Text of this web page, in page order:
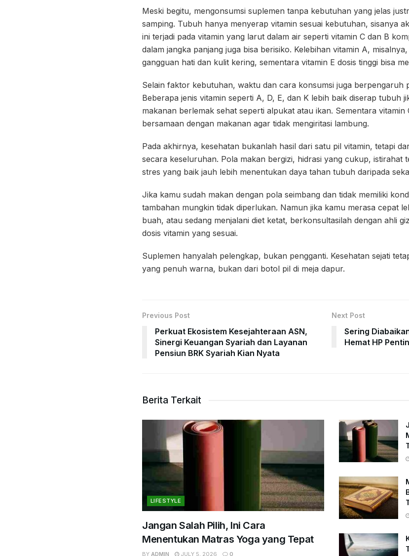
Meski begitu, mengonsumsi suplemen tanpa kebutuhan yang jelas
samping. Tubuh hanya menyerap vitamin sesuai kebutuhan, sisanya
ini terjadi pada vitamin yang larut dalam air seperti vitamin C dan B
dalam jangka panjang juga bisa berisiko. Kelebihan vitamin A,
gangguan hati dan kulit kering, sementara vitamin E dosis tinggi bisa
Selain faktor kebutuhan, waktu dan cara konsumsi juga berpengaruh
Beberapa jenis vitamin seperti A, D, E, dan K lebih baik diserap tubuh
makanan berlemak sehat seperti alpukat atau ikan. Sementara vitamin
bersamaan dengan makanan agar tidak mengiritasi lambung.
Pada akhirnya, kesehatan bukanlah hasil dari satu pil vitamin, tetapi
secara keseluruhan. Pola makan bergizi, hidrasi yang cukup, istirahat
stres yang baik jauh lebih menentukan daya tahan tubuh daripada
Jika kamu sudah makan dengan pola seimbang dan tidak memiliki
tambahan mungkin tidak diperlukan. Namun jika kamu merasa cepat
buah, atau sedang menjalani diet ketat, berkonsultasilah dengan ahli
dosis vitamin yang sesuai.
Suplemen hanyalah pelengkap, bukan pengganti. Kesehatan sejati
yang penuh warna, bukan dari botol pil di meja dapur.
Previous Post
Perkuat Ekosistem Kesejahteraan ASN,
Sinergi Keuangan Syariah dan Layanan
Pensiun BRK Syariah Kian Nyata
Next Post
Sering
Hemat HP
Berita Terkait
LIFESTYLE
Jangan Salah Pilih, Ini Cara
Menentukan Matras Yoga yang Tepat
BY ADMIN JULY 5, 2026 0